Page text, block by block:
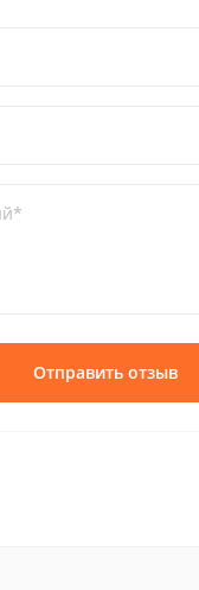
Отправить отзыв